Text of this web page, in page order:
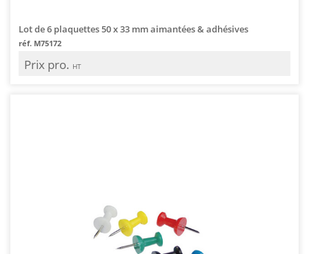
Lot de 6 plaquettes 50 x 33 mm aimantées & adhésives
réf. M75172
Prix pro. HT